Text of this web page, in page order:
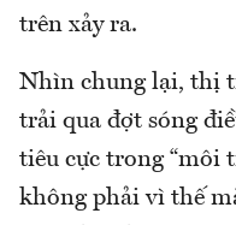
trên xảy ra.
Nhìn chung lại, thị
trải qua đợt sóng
tiêu cực trong “môi
không phải vì thế